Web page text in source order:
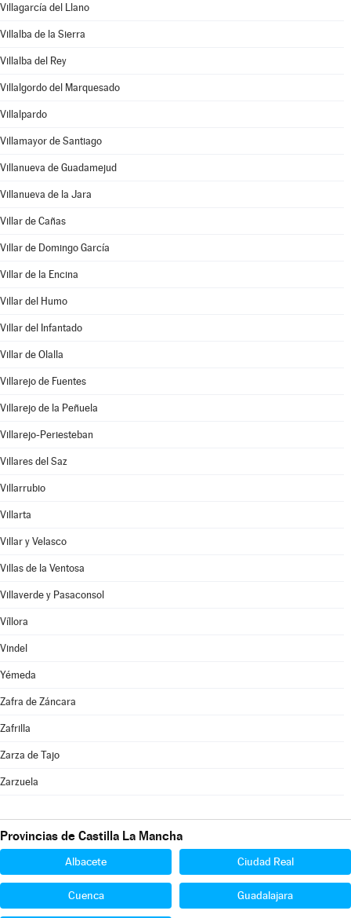
Villagarcía del Llano
Villalba de la Sierra
Villalba del Rey
Villalgordo del Marquesado
Villalpardo
Villamayor de Santiago
Villanueva de Guadamejud
Villanueva de la Jara
Villar de Cañas
Villar de Domingo García
Villar de la Encina
Villar del Humo
Villar del Infantado
Villar de Olalla
Villarejo de Fuentes
Villarejo de la Peñuela
Villarejo-Periesteban
Villares del Saz
Villarrubio
Villarta
Villar y Velasco
Villas de la Ventosa
Villaverde y Pasaconsol
Víllora
Vindel
Yémeda
Zafra de Záncara
Zafrilla
Zarza de Tajo
Zarzuela
Provincias de Castilla La Mancha
Albacete Ciudad Real
Cuenca Guadalajara